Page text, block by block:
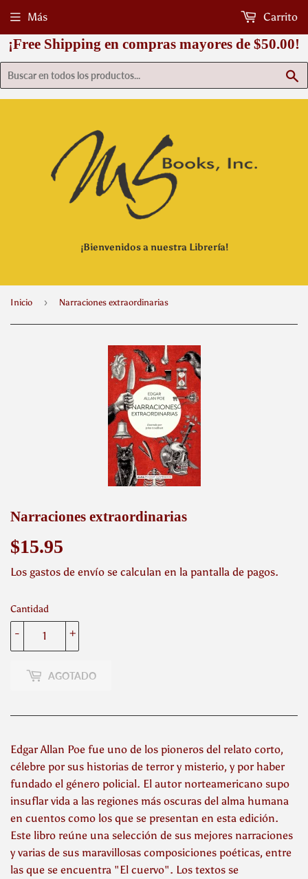
¡Free Shipping en compras mayores de $50.00!
¡Bienvenidos a nuestra Librería!
Más Carrito
Inicio › Narraciones extraordinarias
Narraciones extraordinarias
$15.95
Los gastos de envío se calculan en la pantalla de pagos.
Cantidad
+
-
AGOTADO
Edgar Allan Poe fue uno de los pioneros del relato corto,
célebre por sus historias de terror y misterio, y por haber
fundado el género policial. El autor norteamericano supo
insuflar vida a las regiones más oscuras del alma humana
en cuentos como los que se presentan en esta edición.
Este libro reúne una selección de sus mejores narraciones
y varias de sus maravillosas composiciones poéticas, entre
las que se encuentra "El cuervo". Los textos se